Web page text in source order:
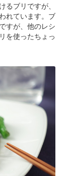
ブリですが、
れています。ブ
すが、他のレシ
を使ったちょっ